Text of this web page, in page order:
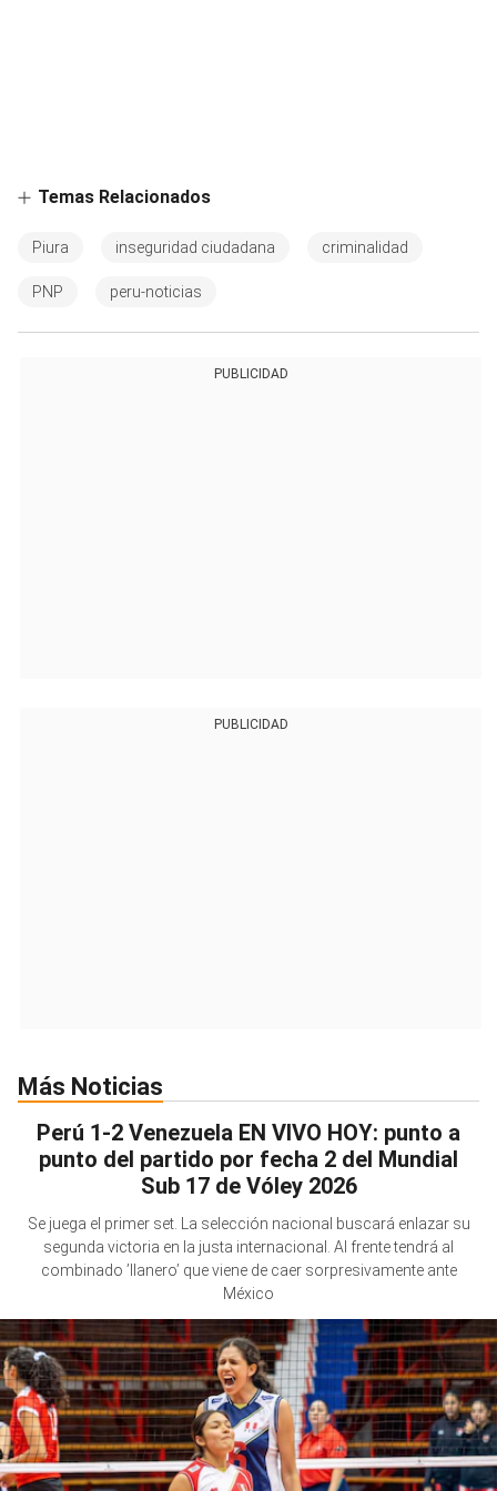
Temas Relacionados
Piura inseguridad ciudadana criminalidad
PNP peru-noticias
PUBLICIDAD
PUBLICIDAD
Más Noticias
Perú 1-2 Venezuela EN VIVO HOY: punto a
punto del partido por fecha 2 del Mundial
Sub 17 de Vóley 2026
Se juega el primer set. La selección nacional buscará enlazar su
segunda victoria en la justa internacional. Al frente tendrá al
combinado ’llanero’ que viene de caer sorpresivamente ante
México